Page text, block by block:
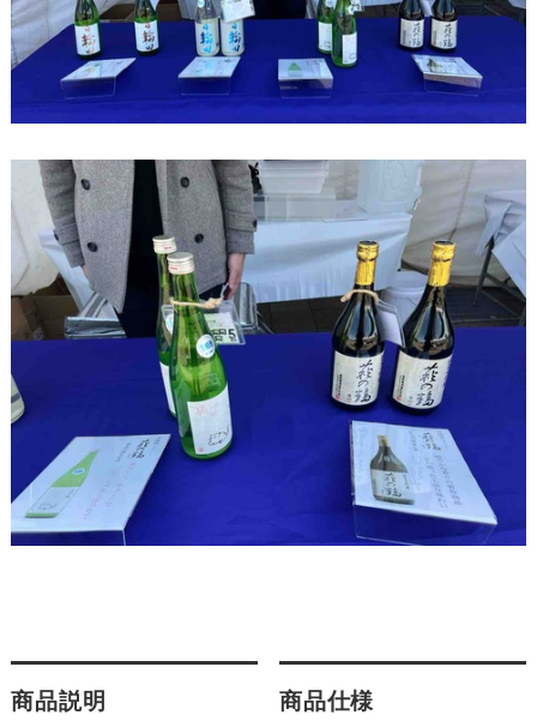
商品説明 商品仕様